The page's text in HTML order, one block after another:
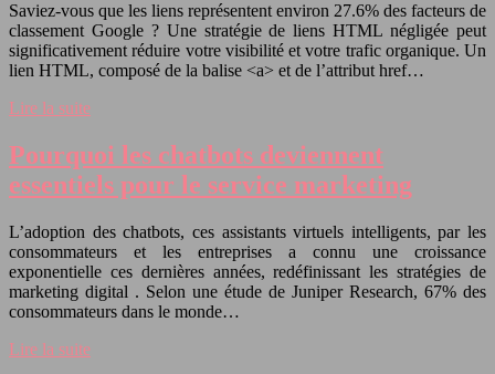
Saviez-vous que les liens représentent environ 27.6% des facteurs de
classement Google ? Une stratégie de liens HTML négligée peut
significativement réduire votre visibilité et votre trafic organique. Un
lien HTML, composé de la balise <a> et de l’attribut href…
Lire la suite
Pourquoi les chatbots deviennent
essentiels pour le service marketing
L’adoption des chatbots, ces assistants virtuels intelligents, par les
consommateurs et les entreprises a connu une croissance
exponentielle ces dernières années, redéfinissant les stratégies de
marketing digital . Selon une étude de Juniper Research, 67% des
consommateurs dans le monde…
Lire la suite